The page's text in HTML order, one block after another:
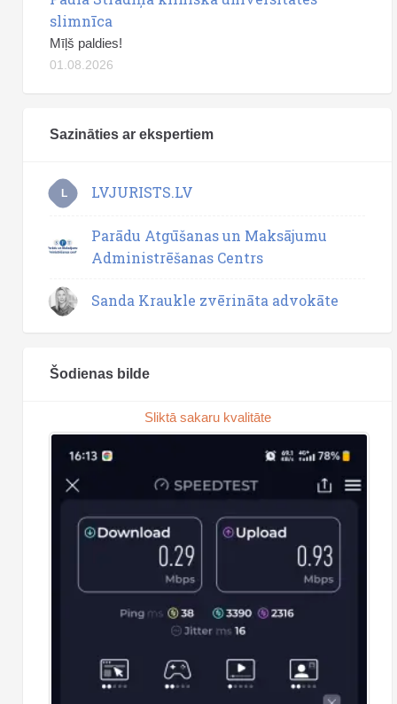
slimnīca
Mīļš paldies!
01.08.2026
Sazināties ar ekspertiem
L LVJURISTS.LV
Parādu Atgūšanas un Maksājumu
Administrēšanas Centrs
Sanda Kraukle zvērināta advokāte
Šodienas bilde
Sliktā sakaru kvalitāte